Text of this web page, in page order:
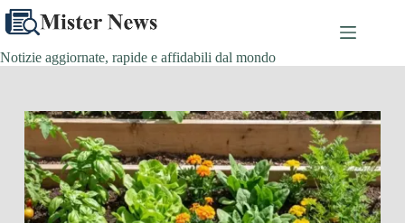
Salta
contenuto
Notizie aggiornate, rapide e affidabili dal mondo